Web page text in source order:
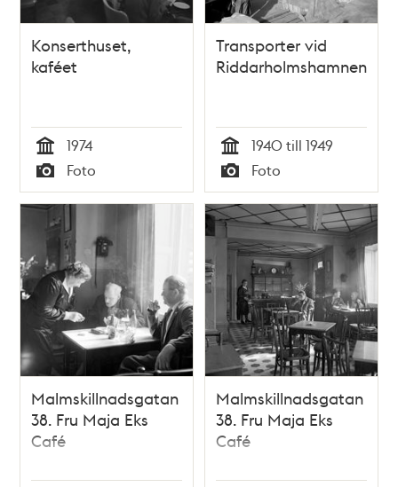
Konserthuset,
kaféet
Tid
1974
Typ
Foto
Transporter vid
Riddarholmshamnen
Tid
1940 till 1949
Typ
Foto
Malmskillnadsgatan
38. Fru Maja Eks
Café
Malmskillnadsgatan
38. Fru Maja Eks
Café